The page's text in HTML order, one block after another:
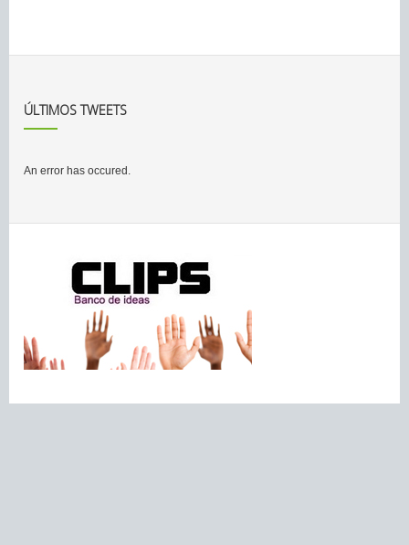
ÚLTIMOS TWEETS
An error has occured.